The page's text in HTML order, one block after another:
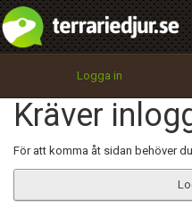
Logga in
Kräver
För att komma åt sidan behöver
integritetspolicy
Namn:
Epost:
Begär nytt lösenord